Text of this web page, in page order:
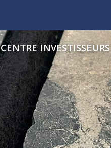
CENTRE INVESTISSEURS